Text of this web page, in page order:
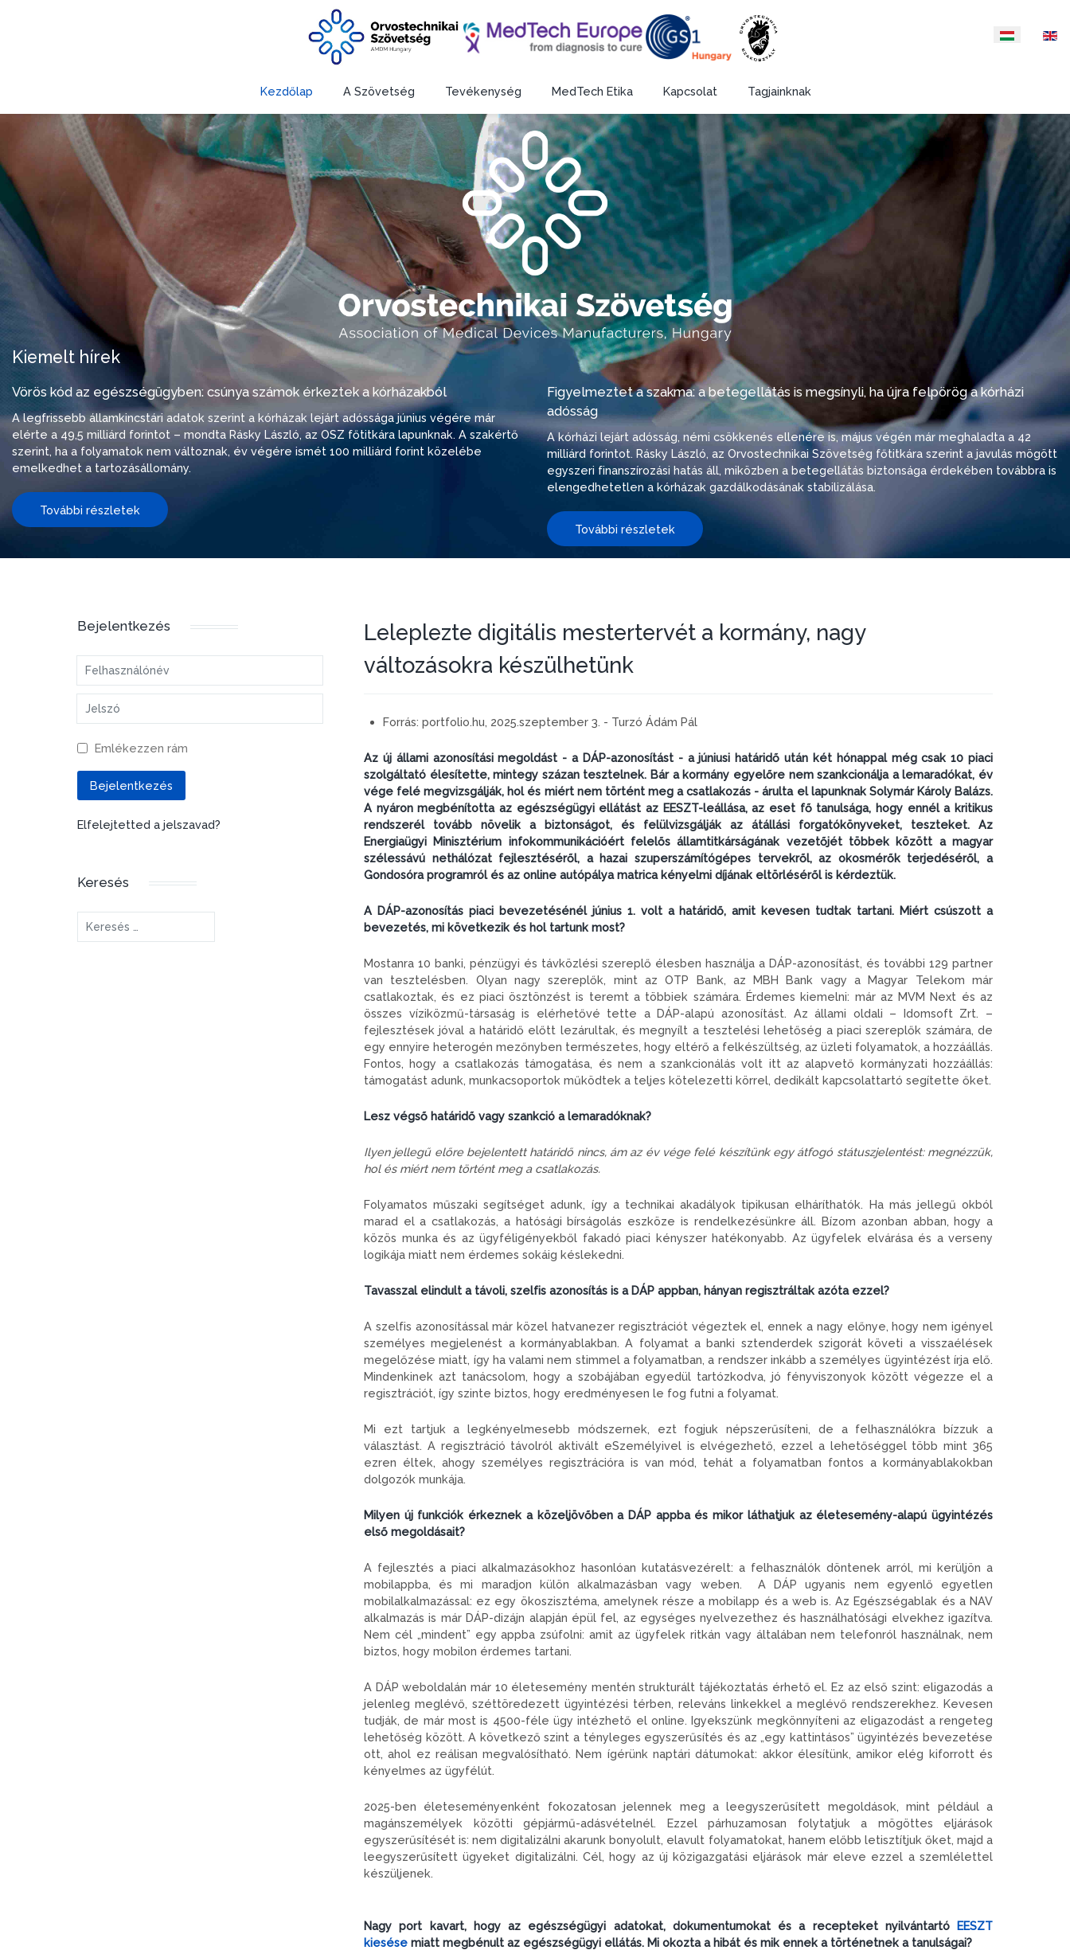
Válasszon nyelvet
Kezdőlap A Szövetség Tevékenység MedTech Etika Kapcsolat Tagjainknak
Kiemelt hírek
Vörös kód az egészségügyben: csúnya számok érkeztek a kórházakból
A legfrissebb államkincstári adatok szerint a kórházak lejárt adóssága június végére már
elérte a 49,5 milliárd forintot – mondta Rásky László, az OSZ főtitkára lapunknak. A szakértő
szerint, ha a folyamatok nem változnak, év végére ismét 100 milliárd forint közelébe
emelkedhet a tartozásállomány.
További részletek
Figyelmeztet a szakma: a betegellátás is megsínyli, ha újra felpörög a kórházi
adósság
A kórházi lejárt adósság, némi csökkenés ellenére is, május végén már meghaladta a 42
milliárd forintot. Rásky László, az Orvostechnikai Szövetség főtitkára szerint a javulás mögött
egyszeri finanszírozási hatás áll, miközben a betegellátás biztonsága érdekében továbbra is
elengedhetetlen a kórházak gazdálkodásának stabilizálása.
További részletek
Bejelentkezés
Felhasználónév
Jelszó
Emlékezzen rám
Bejelentkezés
Elfelejtetted a jelszavad?
Keresés
Keresés...
Leleplezte digitális mestertervét a kormány, nagy
változásokra készülhetünk
Forrás: portfolio.hu, 2025.szeptember 3. - Turzó Ádám Pál
Az új állami azonosítási megoldást - a DÁP-azonosítást - a júniusi határidő után két hónappal még csak 10 piaci
szolgáltató élesítette, mintegy százan tesztelnek. Bár a kormány egyelőre nem szankcionálja a lemaradókat, év
vége felé megvizsgálják, hol és miért nem történt meg a csatlakozás - árulta el lapunknak Solymár Károly Balázs.
A nyáron megbénította az egészségügyi ellátást az EESZT-leállása, az eset fő tanulsága, hogy ennél a kritikus
rendszerél tovább növelik a biztonságot, és felülvizsgálják az átállási forgatókönyveket, teszteket. Az
Energiaügyi Minisztérium infokommunikációért felelős államtitkárságának vezetőjét többek között a magyar
szélessávú nethálózat fejlesztéséről, a hazai szuperszámítógépes tervekről, az okosmérők terjedéséről, a
Gondosóra programról és az online autópálya matrica kényelmi díjának eltörléséről is kérdeztük.
A DÁP-azonosítás piaci bevezetésénél június 1. volt a határidő, amit kevesen tudtak tartani. Miért csúszott a
bevezetés, mi következik és hol tartunk most?
Mostanra 10 banki, pénzügyi és távközlési szereplő élesben használja a DÁP-azonosítást, és további 129 partner
van tesztelésben. Olyan nagy szereplők, mint az OTP Bank, az MBH Bank vagy a Magyar Telekom már
csatlakoztak, és ez piaci ösztönzést is teremt a többiek számára. Érdemes kiemelni: már az MVM Next és az
összes víziközmű-társaság is elérhetővé tette a DÁP-alapú azonosítást. Az állami oldali – Idomsoft Zrt. –
fejlesztések jóval a határidő előtt lezárultak, és megnyílt a tesztelési lehetőség a piaci szereplők számára, de
egy ennyire heterogén mezőnyben természetes, hogy eltérő a felkészültség, az üzleti folyamatok, a hozzáállás.
Fontos, hogy a csatlakozás támogatása, és nem a szankcionálás volt itt az alapvető kormányzati hozzáállás:
támogatást adunk, munkacsoportok működtek a teljes kötelezetti körrel, dedikált kapcsolattartó segítette őket.
Lesz végső határidő vagy szankció a lemaradóknak?
Ilyen jellegű előre bejelentett határidő nincs, ám az év vége felé készítünk egy átfogó státuszjelentést: megnézzük,
hol és miért nem történt meg a csatlakozás.
Folyamatos műszaki segítséget adunk, így a technikai akadályok tipikusan elháríthatók. Ha más jellegű okból
marad el a csatlakozás, a hatósági bírságolás eszköze is rendelkezésünkre áll. Bízom azonban abban, hogy a
közös munka és az ügyféligényekből fakadó piaci kényszer hatékonyabb. Az ügyfelek elvárása és a verseny
logikája miatt nem érdemes sokáig késlekedni.
Tavasszal elindult a távoli, szelfis azonosítás is a DÁP appban, hányan regisztráltak azóta ezzel?
A szelfis azonosítással már közel hatvanezer regisztrációt végeztek el, ennek a nagy előnye, hogy nem igényel
személyes megjelenést a kormányablakban. A folyamat a banki sztenderdek szigorát követi a visszaélések
megelőzése miatt, így ha valami nem stimmel a folyamatban, a rendszer inkább a személyes ügyintézést írja elő.
Mindenkinek azt tanácsolom, hogy a szobájában egyedül tartózkodva, jó fényviszonyok között végezze el a
regisztrációt, így szinte biztos, hogy eredményesen le fog futni a folyamat.
Mi ezt tartjuk a legkényelmesebb módszernek, ezt fogjuk népszerűsíteni, de a felhasználókra bízzuk a
választást. A regisztráció távolról aktivált eSzemélyivel is elvégezhető, ezzel a lehetőséggel több mint 365
ezren éltek, ahogy személyes regisztrációra is van mód, tehát a folyamatban fontos a kormányablakokban
dolgozók munkája.
Milyen új funkciók érkeznek a közeljövőben a DÁP appba és mikor láthatjuk az életesemény-alapú ügyintézés
első megoldásait?
A fejlesztés a piaci alkalmazásokhoz hasonlóan kutatásvezérelt: a felhasználók döntenek arról, mi kerüljön a
mobilappba, és mi maradjon külön alkalmazásban vagy weben. A DÁP ugyanis nem egyenlő egyetlen
mobilalkalmazással: ez egy ökoszisztéma, amelynek része a mobilapp és a web is. Az Egészségablak és a NAV
alkalmazás is már DÁP-dizájn alapján épül fel, az egységes nyelvezethez és használhatósági elvekhez igazítva.
Nem cél „mindent” egy appba zsúfolni: amit az ügyfelek ritkán vagy általában nem telefonról használnak, nem
biztos, hogy mobilon érdemes tartani.
A DÁP weboldalán már 10 életesemény mentén strukturált tájékoztatás érhető el. Ez az első szint: eligazodás a
jelenleg meglévő, széttöredezett ügyintézési térben, releváns linkekkel a meglévő rendszerekhez. Kevesen
tudják, de már most is 4500-féle ügy intézhető el online. Igyekszünk megkönnyíteni az eligazodást a rengeteg
lehetőség között. A következő szint a tényleges egyszerűsítés és az „egy kattintásos” ügyintézés bevezetése
ott, ahol ez reálisan megvalósítható. Nem ígérünk naptári dátumokat: akkor élesítünk, amikor elég kiforrott és
kényelmes az ügyfélút.
2025-ben életeseményenként fokozatosan jelennek meg a leegyszerűsített megoldások, mint például a
magánszemélyek közötti gépjármű-adásvételnél. Ezzel párhuzamosan folytatjuk a mögöttes eljárások
egyszerűsítését is: nem digitalizálni akarunk bonyolult, elavult folyamatokat, hanem előbb letisztítjuk őket, majd a
leegyszerűsített ügyeket digitalizálni. Cél, hogy az új közigazgatási eljárások már eleve ezzel a szemlélettel
készüljenek.
Nagy port kavart, hogy az egészségügyi adatokat, dokumentumokat és a recepteket nyilvántartó EESZT
kiesése miatt megbénult az egészségügyi ellátás. Mi okozta a hibát és mik ennek a történetnek a tanulságai?